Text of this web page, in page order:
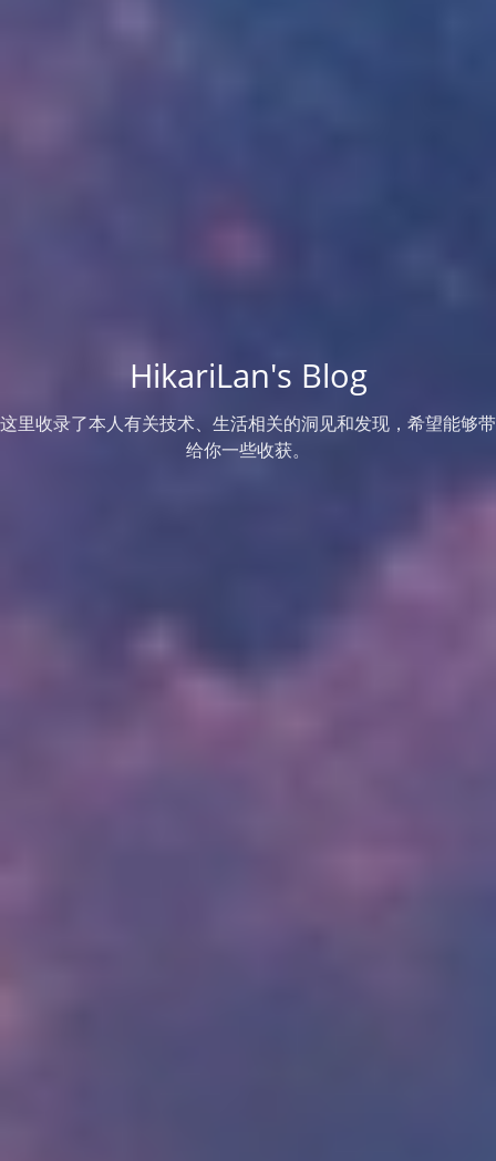
HikariLan's Blog
这里收录了本人有关技术、生活相关的洞见和发现，希望能够带
给你一些收获。